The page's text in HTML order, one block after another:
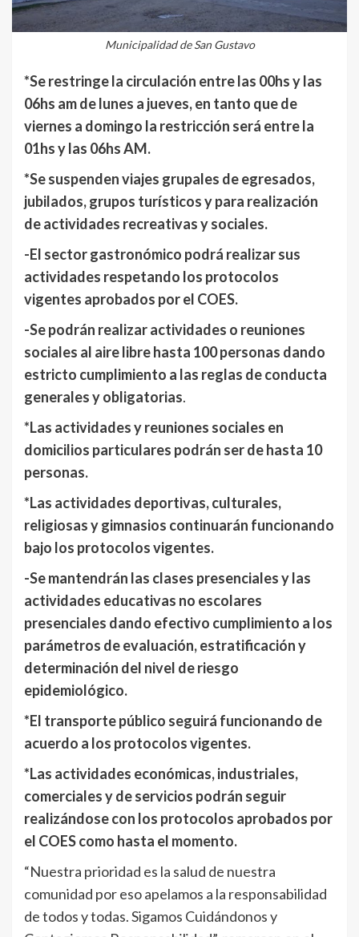
Municipalidad de San Gustavo
*Se restringe la circulación entre las 00hs y las
06hs am de lunes a jueves, en tanto que de
viernes a domingo la restricción será entre la
01hs y las 06hs AM.
*Se suspenden viajes grupales de egresados,
jubilados, grupos turísticos y para realización
de actividades recreativas y sociales.
-El sector gastronómico podrá realizar sus
actividades respetando los protocolos
vigentes aprobados por el COES.
-Se podrán realizar actividades o reuniones
sociales al aire libre hasta 100 personas dando
estricto cumplimiento a las reglas de conducta
generales y obligatorias.
*Las actividades y reuniones sociales en
domicilios particulares podrán ser de hasta 10
personas.
*Las actividades deportivas, culturales,
religiosas y gimnasios continuarán funcionando
bajo los protocolos vigentes.
-Se mantendrán las clases presenciales y las
actividades educativas no escolares
presenciales dando efectivo cumplimiento a los
parámetros de evaluación, estratificación y
determinación del nivel de riesgo
epidemiológico.
*El transporte público seguirá funcionando de
acuerdo a los protocolos vigentes.
*Las actividades económicas, industriales,
comerciales y de servicios podrán seguir
realizándose con los protocolos aprobados por
el COES como hasta el momento.
“Nuestra prioridad es la salud de nuestra
comunidad por eso apelamos a la responsabilidad
de todos y todas. Sigamos Cuidándonos y